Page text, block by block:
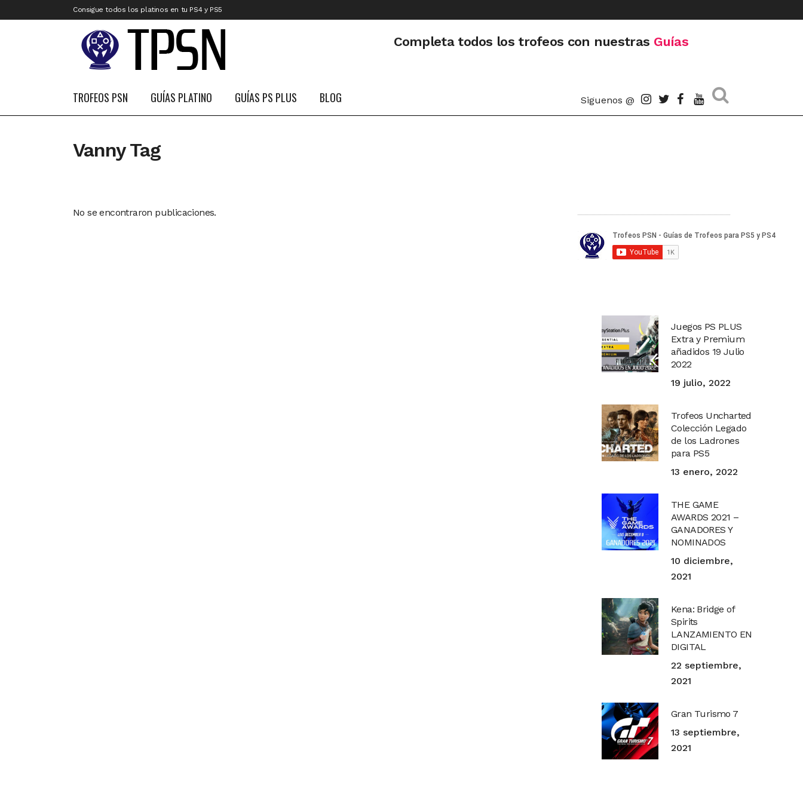
Consigue todos los platinos en tu PS4 y PS5
Completa todos los trofeos con nuestras Guías
TROFEOS PSN GUÍAS PLATINO GUÍAS PS PLUS BLOG Siguenos @
Vanny Tag
No se encontraron publicaciones.
Juegos PS PLUS
Extra y Premium
añadidos 19 Julio
2022
19 julio, 2022
Trofeos Uncharted
Colección Legado
de los Ladrones
para PS5
13 enero, 2022
THE GAME
AWARDS 2021 –
GANADORES Y
NOMINADOS
10 diciembre,
2021
Kena: Bridge of
Spirits
LANZAMIENTO EN
DIGITAL
22 septiembre,
2021
Gran Turismo 7
13 septiembre,
2021